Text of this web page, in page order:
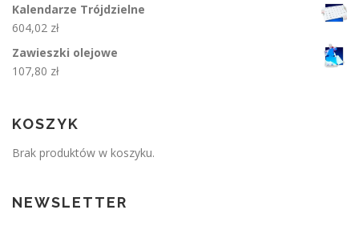
Kalendarze Trójdzielne
604,02 zł
Zawieszki olejowe
107,80 zł
KOSZYK
Brak produktów w koszyku.
NEWSLETTER